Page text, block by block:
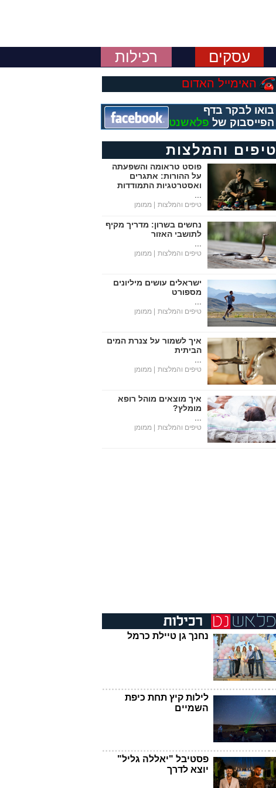
עסקים רכילות
האימייל האדום
בואו לבקר בדף
הפייסבוק של פלאשנט
טיפים והמלצות
פוסט טראומה והשפעתה
על ההורות: אתגרים
ואסטרטגיות התמודדות
טיפים והמלצות | ממומן
נחשים בשרון: מדריך מקיף
לתושבי האזור
טיפים והמלצות | ממומן
ישראלים עושים מיליונים
מספורט
טיפים והמלצות | ממומן
איך לשמור על צנרת המים
הביתית
טיפים והמלצות | ממומן
איך מוצאים מוהל רופא
מומלץ?
טיפים והמלצות | ממומן
נחנך גן טיילת כרמל
לילות קיץ תחת כיפת
השמיים
פסטיבל "יאללה גליל"
יוצא לדרך